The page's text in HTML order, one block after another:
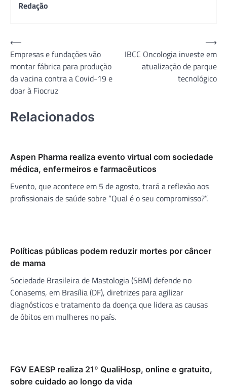
Redação
Navegação
de
Post
⟵
Empresas e fundações vão
montar fábrica para produção
da vacina contra a Covid-19 e
doar à Fiocruz
IBCC Oncologia investe em
atualização de parque
tecnológico
⟶
Relacionados
Aspen Pharma realiza evento virtual com sociedade
médica, enfermeiros e farmacêuticos
Evento, que acontece em 5 de agosto, trará a reflexão aos
profissionais de saúde sobre “Qual é o seu compromisso?”.
Políticas públicas podem reduzir mortes por câncer
de mama
Sociedade Brasileira de Mastologia (SBM) defende no
Conasems, em Brasília (DF), diretrizes para agilizar
diagnósticos e tratamento da doença que lidera as causas
de óbitos em mulheres no país.
FGV EAESP realiza 21º QualiHosp, online e gratuito,
sobre cuidado ao longo da vida